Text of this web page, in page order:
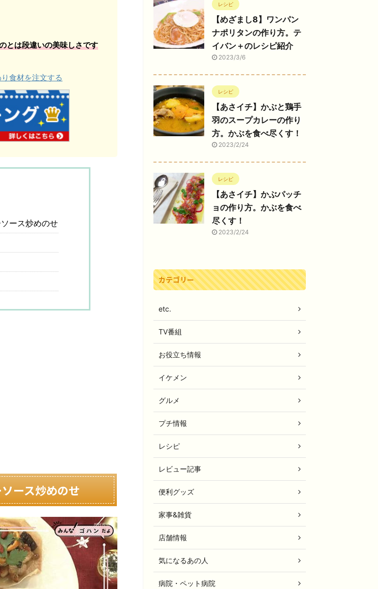
とは段違いの美味しさです
食材を注文する
ース炒めのせ
ース炒めのせ
レシピ
【めざまし8】ワンパン
ナポリタンの作り方。テ
イバン＋のレシピ紹介
2023/3/6
レシピ
【あさイチ】かぶと鶏手
羽のスープカレーの作り
方。かぶを食べ尽くす！
2023/2/24
レシピ
【あさイチ】かぶパッチ
ョの作り方。かぶを食べ
尽くす！
2023/2/24
カテゴリー
etc.
TV番組
お役立ち情報
イケメン
グルメ
プチ情報
レシピ
レビュー記事
便利グッズ
家事&雑貨
店舗情報
気になるあの人
病院・ペット病院